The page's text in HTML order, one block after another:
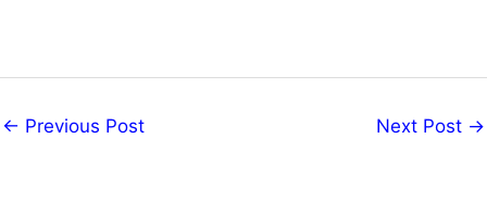
← Previous Post Next Post →